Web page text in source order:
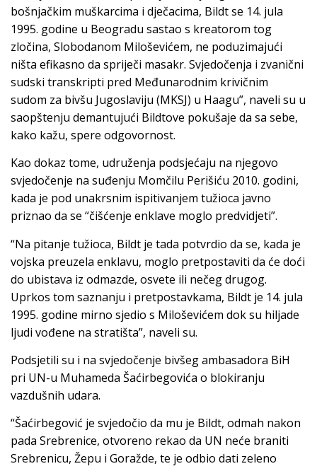
bošnjačkim muškarcima i dječacima, Bildt se 14. jula
1995. godine u Beogradu sastao s kreatorom tog
zločina, Slobodanom Miloševićem, ne poduzimajući
ništa efikasno da spriječi masakr. Svjedočenja i zvanični
sudski transkripti pred Međunarodnim krivičnim
sudom za bivšu Jugoslaviju (MKSJ) u Haagu”, naveli su u
saopštenju demantujući Bildtove pokušaje da sa sebe,
kako kažu, spere odgovornost.
Kao dokaz tome, udruženja podsjećaju na njegovo
svjedočenje na suđenju Momčilu Perišiću 2010. godini,
kada je pod unakrsnim ispitivanjem tužioca javno
priznao da se “čišćenje enklave moglo predvidjeti”.
“Na pitanje tužioca, Bildt je tada potvrdio da se, kada je
vojska preuzela enklavu, moglo pretpostaviti da će doći
do ubistava iz odmazde, osvete ili nečeg drugog.
Uprkos tom saznanju i pretpostavkama, Bildt je 14. jula
1995. godine mirno sjedio s Miloševićem dok su hiljade
ljudi vođene na stratišta”, naveli su.
Podsjetili su i na svjedočenje bivšeg ambasadora BiH
pri UN-u Muhameda Šaćirbegovića o blokiranju
vazdušnih udara.
“Šaćirbegović je svjedočio da mu je Bildt, odmah nakon
pada Srebrenice, otvoreno rekao da UN neće braniti
Srebrenicu, Žepu i Goražde, te je odbio dati zeleno